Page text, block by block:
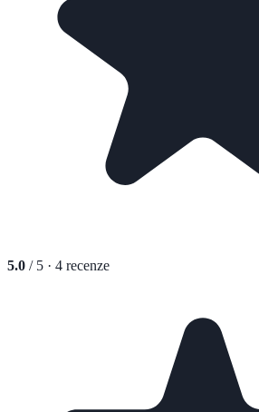
5.0 / 5 · 4 recenze